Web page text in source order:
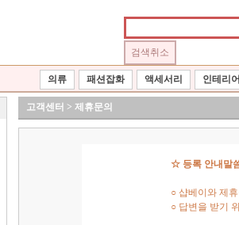
의류 패션잡화 액세서리 인테리
고객센터 > 제휴문의
☆ 등록 안내말
○ 샵베이와 제
○ 답변을 받기